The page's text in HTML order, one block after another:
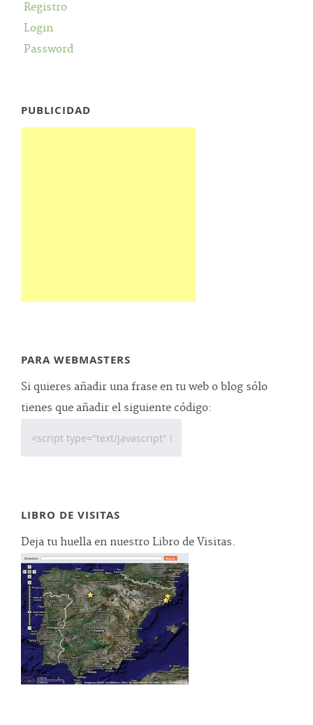
Registro
Login
Password
PUBLICIDAD
PARA WEBMASTERS
Si quieres añadir una frase en tu web o blog sólo
tienes que añadir el siguiente código:
LIBRO DE VISITAS
Deja tu huella en nuestro Libro de Visitas.